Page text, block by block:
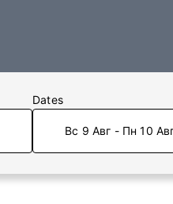
Dates
Вс 9 Авг - Пн 10